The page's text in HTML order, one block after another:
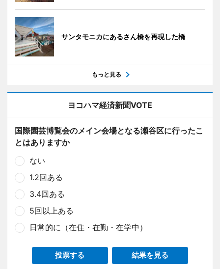
サンタモニカにあるさん橋を再現した橋
もっと見る
ヨコハマ経済新聞VOTE
国際園芸博覧会のメイン会場となる瀬谷区に行ったこ
とはありますか
ない
1.2回ある
3.4回ある
5回以上ある
日常的に（在住・在勤・在学中）
投票する 結果を見る